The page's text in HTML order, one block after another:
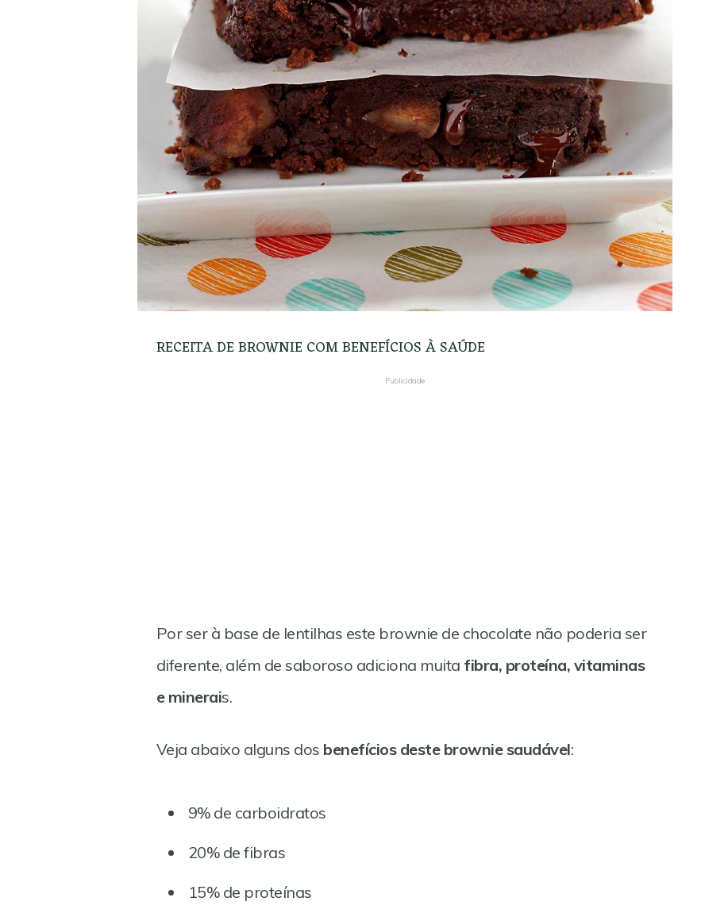
RECEITA DE BROWNIE COM BENEFÍCIOS À SAÚDE
Publicidade
Por ser à base de lentilhas este brownie de chocolate não poderia ser
diferente, além de saboroso adiciona muita fibra, proteína, vitaminas
e minerais.
Veja abaixo alguns dos benefícios deste brownie saudável:
9% de carboidratos
20% de fibras
15% de proteínas